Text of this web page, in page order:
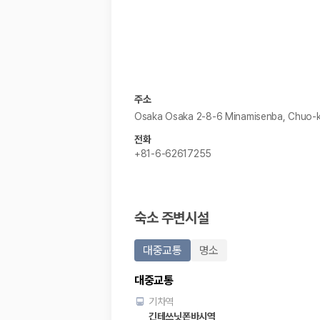
주소
Osaka Osaka 2-8-6 Minamisenba, Chuo-
전화
+81-6-62617255
숙소 주변시설
대중교통 명소
대중교통
기차역
긴테쓰닛폰바시역